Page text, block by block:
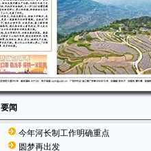
要闻
今年河长制工作明确重点
圆梦再出发